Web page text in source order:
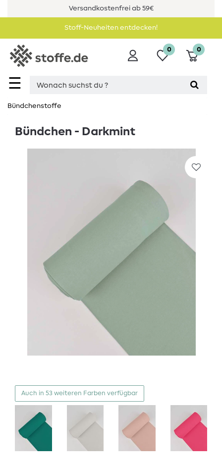
Versandkostenfrei ab 59€
Stoff-Neuheiten entdecken!
☰
0 0
Bündchenstoffe
Bündchen - Darkmint
Auch in 53 weiteren Farben verfügbar